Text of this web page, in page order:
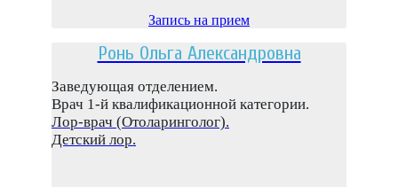
Запись на прием
Ронь Ольга Александровна
Заведующая отделением.
Врач 1-й квалификационной категории.
Лор-врач (Отоларинголог).
Детский лор.